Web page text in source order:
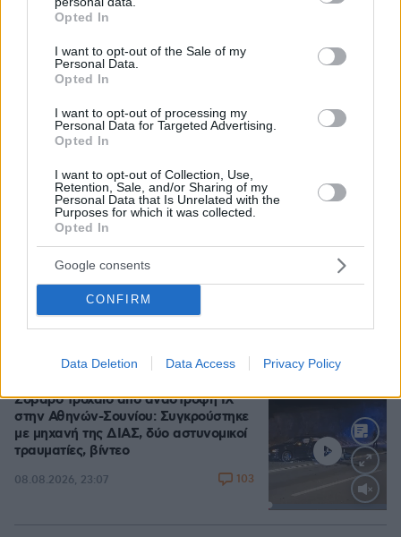
grant or deny consent to Google and its third-party tags to
use your data for below specified purposes in below Google
consent section.
Opted In
I want to opt-out of the Sale of my
Personal Data.
Opted In
I want to opt-out of processing my
Personal Data for Targeted Advertising.
Opted In
I want to opt-out of Collection, Use,
Retention, Sale, and/or Sharing of my
Personal Data that Is Unrelated with the
Purposes for which it was collected.
Opted In
Google consents
CONFIRM
Data Deletion Data Access Privacy Policy
Μυστήριο 3.500 ετών στη Σαντορίνη: Ο 15χρονος
που δεν πρόλαβε να ξεφύγει από το τσουνάμι
μπορεί ν' αλλάξει τη χρονολογία της μεγάλης
08.08.2026, 18:08
Σοβαρό τροχαίο από αναστροφή ΙΧ
στην Αθηνών-Σουνίου: Συγκρούστηκε
με μηχανή της ΔΙΑΣ, δύο αστυνομικοί
τραυματίες, βίντεο
08.08.2026, 23:07 103